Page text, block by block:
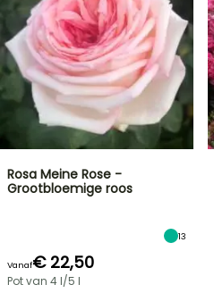
Rosa Meine Rose -
Grootbloemige roos
13
Vanaf€ 22,50
Pot van 4 l/5 l